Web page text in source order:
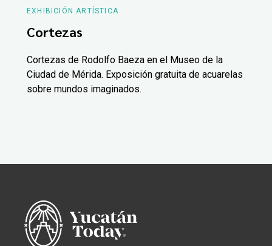
EXHIBICIÓN ARTÍSTICA
Cortezas
Cortezas de Rodolfo Baeza en el Museo de la
Ciudad de Mérida. Exposición gratuita de acuarelas
sobre mundos imaginados.